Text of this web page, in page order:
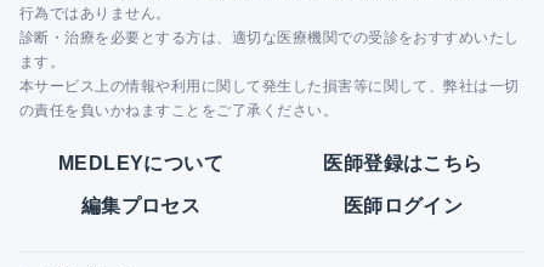
行為ではありません。
診断・治療を必要とする方は、適切な医療機関での受診をおすすめいたし
ます。
本サービス上の情報や利用に関して発生した損害等に関して、弊社は一切
の責任を負いかねますことをご了承ください。
MEDLEYについて 医師登録はこちら
編集プロセス 医師ログイン